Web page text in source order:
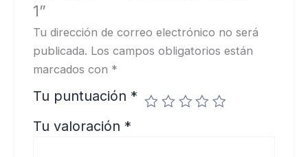
1”
Tu dirección de correo electrónico no será
publicada. Los campos obligatorios están
marcados con *
Tu puntuación *
Tu valoración *